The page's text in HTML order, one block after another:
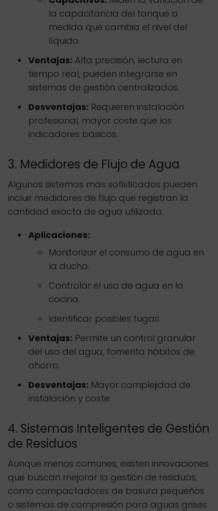
la capacitancia del tanque a
medida que cambia el nivel del
líquido.
Ventajas: Alta precisión, lectura en
tiempo real, pueden integrarse en
sistemas de gestión centralizados.
Desventajas: Requieren instalación
profesional, mayor coste que los
indicadores básicos.
3. Medidores de Flujo de Agua
Algunos sistemas más sofisticados pueden
incluir medidores de flujo que registran la
cantidad exacta de agua utilizada.
Aplicaciones:
Monitorizar el consumo de agua en
la ducha.
Controlar el uso de agua en la
cocina.
Identificar posibles fugas.
Ventajas: Permite un control granular
del uso del agua, fomenta hábitos de
ahorro.
Desventajas: Mayor complejidad de
instalación y coste.
4. Sistemas Inteligentes de Gestión
de Residuos
Aunque menos comunes, existen innovaciones
que buscan mejorar la gestión de residuos,
como compactadores de basura pequeños
o sistemas de compresión para aguas grises